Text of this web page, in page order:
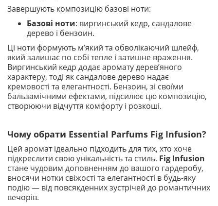
Завершують композицію базові ноти:
Базові ноти: виргинський кедр, сандалове
дерево і бензоин.
Ці ноти формують м’який та обволікаючий шлейф,
який залишає по собі тепле і затишне враження.
Виргинський кедр додає аромату дерев’яного
характеру, тоді як сандалове дерево надає
кремовості та елегантності. Бензоин, зі своїми
бальзамічними ефектами, підсилює цю композицію,
створюючи відчуття комфорту і розкоші.
Чому обрати Essential Parfums Fig Infusion?
Цей аромат ідеально підходить для тих, хто хоче
підкреслити свою унікальність та стиль. Fig Infusion
стане чудовим доповненням до вашого гардеробу,
вносячи нотки свіжості та елегантності в будь-яку
подію — від повсякденних зустрічей до романтичних
вечорів.